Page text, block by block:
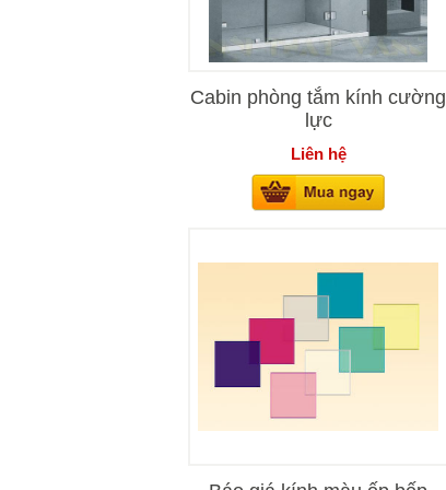
Cabin phòng tắm kính cường
lực
Liên hệ